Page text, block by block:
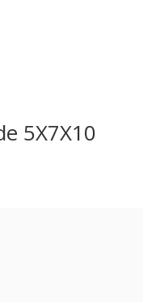
5X7X10